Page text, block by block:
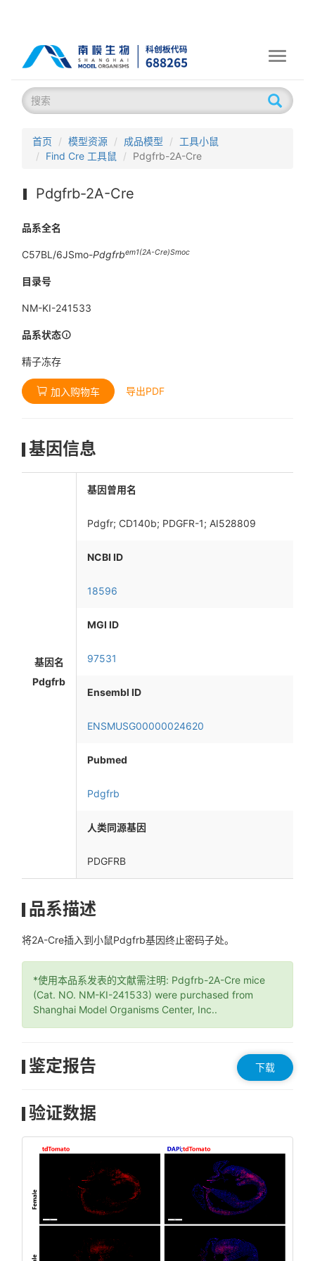
Toggle
首页 模型资源 成品模型
工具小鼠
Find Cre 工具鼠
Pdgfrb-2A-Cre
Pdgfrb-2A-Cre
品系全名
C57BL/6JSmo-Pdgfrbem1(2A-Cre)Smoc
目录号
NM-KI-241533
品系状态
精子冻存
加入购物车 导出PDF
基因信息
基因名
Pdgfrb
基因曾用名
Pdgfr; CD140b; PDGFR-1; AI528809
NCBI ID
18596
MGI ID
97531
Ensembl ID
ENSMUSG00000024620
Pubmed
Pdgfrb
人类同源基因
PDGFRB
品系描述
将2A-Cre插入到小鼠Pdgfrb基因终止密码子处。
*使用本品系发表的文献需注明: Pdgfrb-2A-Cre mice
(Cat. NO. NM-KI-241533) were purchased from
Shanghai Model Organisms Center, Inc..
鉴定报告 下载
验证数据